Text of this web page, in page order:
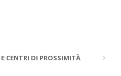
CENTRI DI PROSSIMITÀ